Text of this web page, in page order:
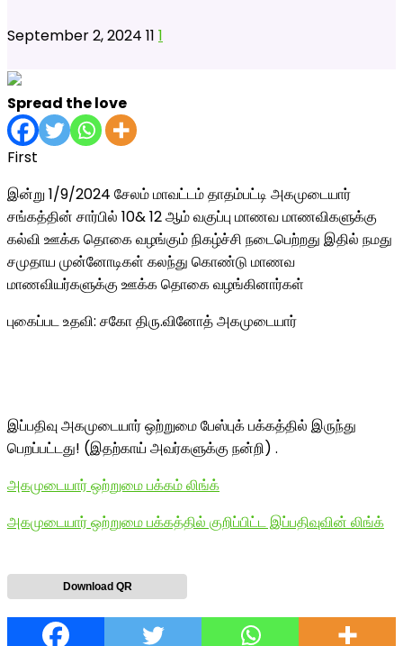
September 2, 2024 11 1
Spread the love
First
இன்று 1/9/2024 சேலம் மாவட்டம் தாதம்பட்டி அகமுடையார்
சங்கத்தின் சார்பில் 10& 12 ஆம் வகுப்பு மாணவ மாணவிகளுக்கு
கல்வி ஊக்க தொகை வழங்கும் நிகழ்ச்சி நடைபெற்றது இதில் நமது
சமுதாய முன்னோடிகள் கலந்து கொண்டு மாணவ
மாணவியர்களுக்கு ஊக்க தொகை வழங்கினார்கள்
புகைப்பட உதவி: சகோ திரு.வினோத் அகமுடையார்
இப்பதிவு அகமுடையார் ஒற்றுமை பேஸ்புக் பக்கத்தில் இருந்து
பெறப்பட்டது! (இதற்காய் அவர்களுக்கு நன்றி) .
அகமுடையார் ஒற்றுமை பக்கம் லிங்க்
அகமுடையார் ஒற்றுமை பக்கத்தில் குறிப்பிட்ட இப்பதிவுவின் லிங்க்
Download QR